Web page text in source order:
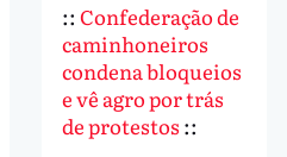
:: Confederação de
caminhoneiros
condena bloqueios
e vê agro por trás
de protestos ::